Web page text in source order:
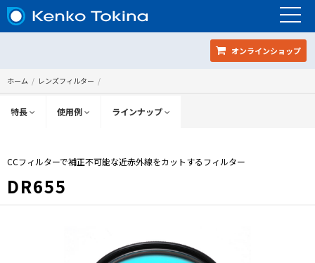
オンラインショップ
ホーム レンズフィルター
特長 使用例 ラインナップ
CCフィルターで補正不可能な近赤外線をカットするフィルター
DR655